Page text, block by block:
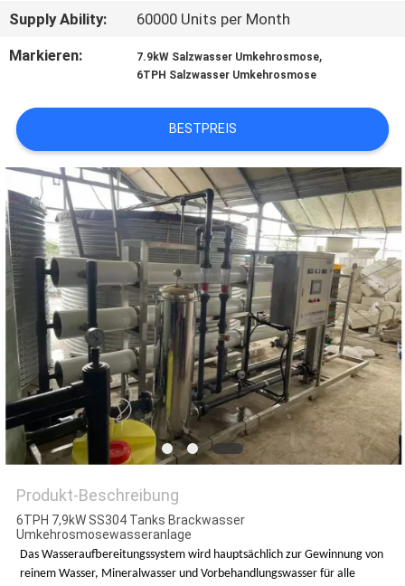
IN
VERBINDUNG
NACHRICHTEN
FORDERN
SIE EIN
ZITAT
SITEMAP
PRIVACY
POLICY
Supply Ability:
60000 Units per Month
Markieren:
7.9kW Salzwasser Umkehrosmose,
6TPH Salzwasser Umkehrosmose
BESTPREIS
Produkt-Beschreibung
6TPH 7,9kW SS304 Tanks Brackwasser
Umkehrosmosewasseranlage
Das Wasseraufbereitungssystem wird hauptsächlich zur Gewinnung von
reinem Wasser, Mineralwasser und Vorbehandlungswasser für alle